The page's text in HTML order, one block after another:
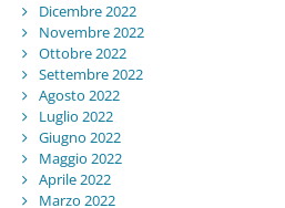
Dicembre 2022
Novembre 2022
Ottobre 2022
Settembre 2022
Agosto 2022
Luglio 2022
Giugno 2022
Maggio 2022
Aprile 2022
Marzo 2022